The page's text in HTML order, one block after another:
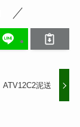
ATV12C2泥送